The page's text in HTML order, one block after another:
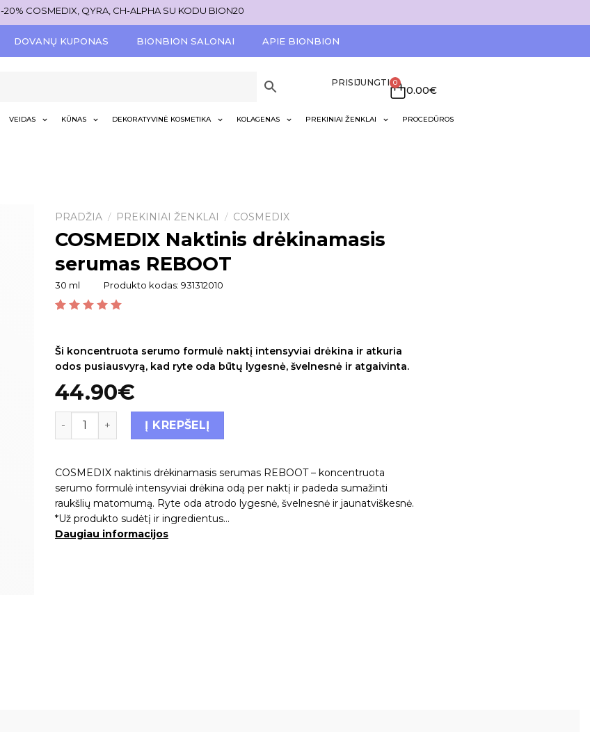
-20% COSMEDIX, QYRA, CH-ALPHA SU KODU BION20
DOVANŲ KUPONAS BIONBION SALONAI APIE BIONBION
PRISIJUNGTI
0.00€
0
VEIDAS KŪNAS DEKORATYVINĖ KOSMETIKA KOLAGENAS PREKINIAI ŽENKLAI PROCEDŪROS
PRADŽIA / PREKINIAI ŽENKLAI / COSMEDIX
COSMEDIX Naktinis drėkinamasis
serumas REBOOT
30 ml Produkto kodas: 931312010
Ši koncentruota serumo formulė naktį intensyviai drėkina ir atkuria
odos pusiausvyrą, kad ryte oda būtų lygesnė, švelnesnė ir atgaivinta.
44.90€
Į KREPŠELĮ
COSMEDIX naktinis drėkinamasis serumas REBOOT – koncentruota
serumo formulė intensyviai drėkina odą per naktį ir padeda sumažinti
raukšlių matomumą. Ryte oda atrodo lygesnė, švelnesnė ir jaunatviškesnė.
*Už produkto sudėtį ir ingredientus…
Daugiau informacijos